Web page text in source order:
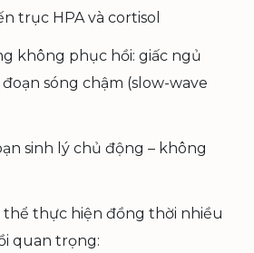
trục HPA và cortisol
không phục hồi: giấc ngủ
sóng chậm (slow-wave
sinh lý chủ động – không
thể thực hiện đồng thời nhiều
quan trọng: